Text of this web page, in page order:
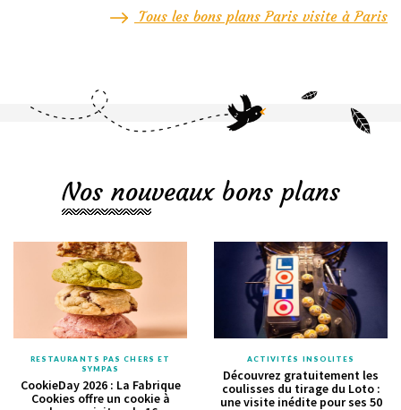
Tous les bons plans Paris visite à Paris
Nos nouveaux bons plans
RESTAURANTS PAS CHERS ET
SYMPAS
CookieDay 2026 : La Fabrique
Cookies offre un cookie à
ACTIVITÉS INSOLITES
Découvrez gratuitement les
coulisses du tirage du Loto :
une visite inédite pour ses 50